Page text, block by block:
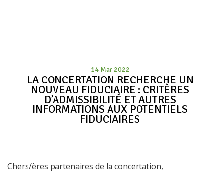
14 Mar 2022
LA CONCERTATION RECHERCHE UN
NOUVEAU FIDUCIAIRE : CRITÈRES
D’ADMISSIBILITÉ ET AUTRES
INFORMATIONS AUX POTENTIELS
FIDUCIAIRES
Chers/ères partenaires de la concertation,